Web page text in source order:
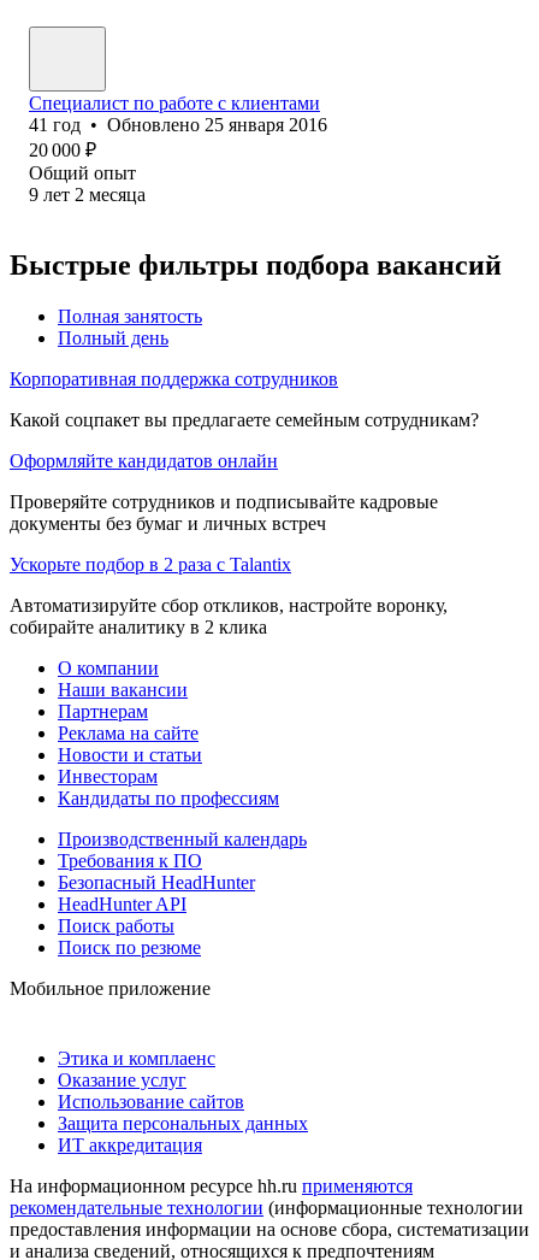
Специалист по работе с клиентами
41 год • Обновлено 25 января 2016
20 000 ₽
Общий опыт
9 лет 2 месяца
Быстрые фильтры подбора вакансий
Полная занятость
Полный день
Корпоративная поддержка сотрудников
Какой соцпакет вы предлагаете семейным сотрудникам?
Оформляйте кандидатов онлайн
Проверяйте сотрудников и подписывайте кадровые
документы без бумаг и личных встреч
Ускорьте подбор в 2 раза с Talantix
Автоматизируйте сбор откликов, настройте воронку,
собирайте аналитику в 2 клика
О компании
Наши вакансии
Партнерам
Реклама на сайте
Новости и статьи
Инвесторам
Кандидаты по профессиям
Производственный календарь
Требования к ПО
Безопасный HeadHunter
HeadHunter API
Поиск работы
Поиск по резюме
Мобильное приложение
Этика и комплаенс
Оказание услуг
Использование сайтов
Защита персональных данных
ИТ аккредитация
На информационном ресурсе hh.ru применяются
рекомендательные технологии (информационные технологии
предоставления информации на основе сбора, систематизации
и анализа сведений, относящихся к предпочтениям